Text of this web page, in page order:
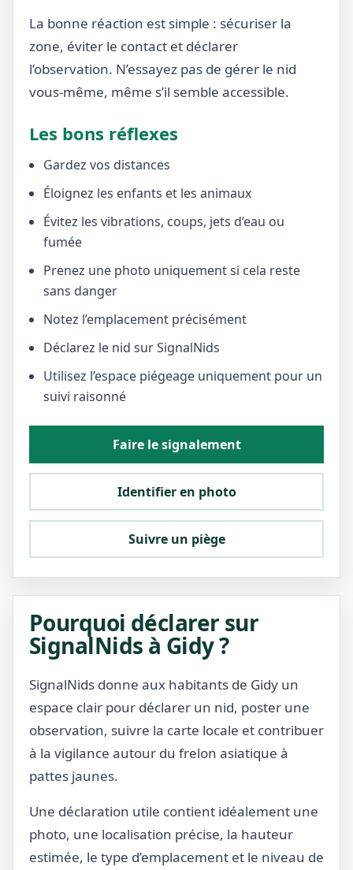
La bonne réaction est simple : sécuriser la
zone, éviter le contact et déclarer
l’observation. N’essayez pas de gérer le nid
vous-même, même s’il semble accessible.
Les bons réflexes
Gardez vos distances
Éloignez les enfants et les animaux
Évitez les vibrations, coups, jets d’eau ou
fumée
Prenez une photo uniquement si cela reste
sans danger
Notez l’emplacement précisément
Déclarez le nid sur SignalNids
Utilisez l’espace piégeage uniquement pour un
suivi raisonné
Faire le signalement
Identifier en photo
Suivre un piège
Pourquoi déclarer sur
SignalNids à Gidy ?
SignalNids donne aux habitants de Gidy un
espace clair pour déclarer un nid, poster une
observation, suivre la carte locale et contribuer
à la vigilance autour du frelon asiatique à
pattes jaunes.
Une déclaration utile contient idéalement une
photo, une localisation précise, la hauteur
estimée, le type d’emplacement et le niveau de